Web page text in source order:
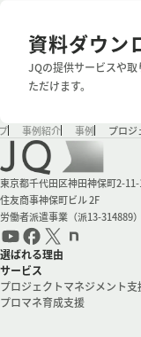
資料ダウン
JQの提供サービスや
ただけます。
事例紹介 事例 プロジ
会社情報
東京都千代田区神田神保町2-
住友商事神保町ビル 2F
労働者派遣事業（派13-314889）
選ばれる理由
サービス
プロジェクトマネジメント支
プロマネ育成支援